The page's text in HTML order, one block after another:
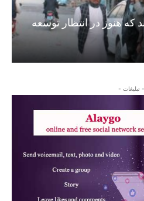
که هنوز در انتظار توسعه
- تبلیغات -